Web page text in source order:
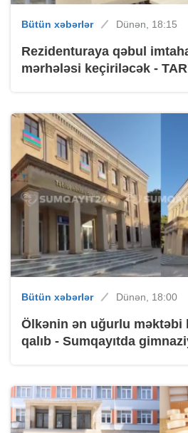
Bütün xəbərlər Dünən, 18:15
Rezidenturaya qəbul
mərhələsi keçiriləcək -
Bütün xəbərlər Dünən, 18:00
Ölkənin ən uğurlu məktəbi
qalıb - Sumqayıtda